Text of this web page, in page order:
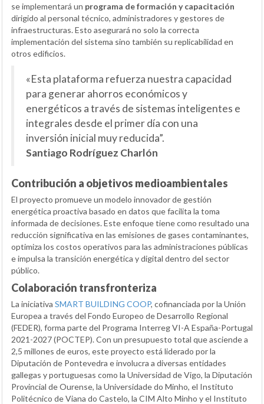
se implementará un programa de formación y capacitación
dirigido al personal técnico, administradores y gestores de
infraestructuras. Esto asegurará no solo la correcta
implementación del sistema sino también su replicabilidad en
otros edificios.
«Esta plataforma refuerza nuestra capacidad
para generar ahorros económicos y
energéticos a través de sistemas inteligentes e
integrales desde el primer día con una
inversión inicial muy reducida”.
Santiago Rodríguez Charlón
Contribución a objetivos medioambientales
El proyecto promueve un modelo innovador de gestión
energética proactiva basado en datos que facilita la toma
informada de decisiones. Este enfoque tiene como resultado una
reducción significativa en las emisiones de gases contaminantes,
optimiza los costos operativos para las administraciones públicas
e impulsa la transición energética y digital dentro del sector
público.
Colaboración transfronteriza
La iniciativa SMART BUILDING COOP, cofinanciada por la Unión
Europea a través del Fondo Europeo de Desarrollo Regional
(FEDER), forma parte del Programa Interreg VI-A España-Portugal
2021-2027 (POCTEP). Con un presupuesto total que asciende a
2,5 millones de euros, este proyecto está liderado por la
Diputación de Pontevedra e involucra a diversas entidades
gallegas y portuguesas como la Universidad de Vigo, la Diputación
Provincial de Ourense, la Universidade do Minho, el Instituto
Politécnico de Viana do Castelo, la CIM Alto Minho y el Instituto